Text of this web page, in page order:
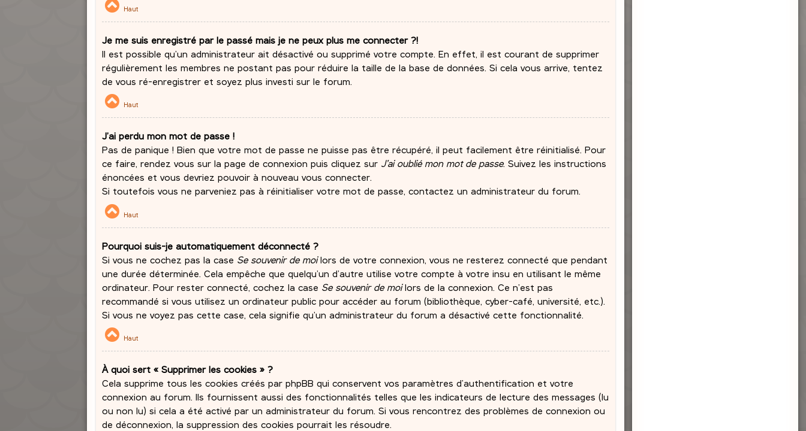
Haut
Je me suis enregistré par le passé mais je ne peux plus me connecter ?!
Il est possible qu’un administrateur ait désactivé ou supprimé votre compte. En effet, il est courant de supprimer
régulièrement les membres ne postant pas pour réduire la taille de la base de données. Si cela vous arrive, tentez
de vous ré-enregistrer et soyez plus investi sur le forum.
Haut
J’ai perdu mon mot de passe !
Pas de panique ! Bien que votre mot de passe ne puisse pas être récupéré, il peut facilement être réinitialisé. Pour
ce faire, rendez vous sur la page de connexion puis cliquez sur J’ai oublié mon mot de passe. Suivez les instructions
énoncées et vous devriez pouvoir à nouveau vous connecter.
Si toutefois vous ne parveniez pas à réinitialiser votre mot de passe, contactez un administrateur du forum.
Haut
Pourquoi suis-je automatiquement déconnecté ?
Si vous ne cochez pas la case Se souvenir de moilors de votre connexion, vous ne resterez connecté que pendant
une durée déterminée. Cela empêche que quelqu’un d’autre utilise votre compte à votre insu en utilisant le même
ordinateur. Pour rester connecté, cochez la case Se souvenir de moilors de la connexion. Ce n’est pas
recommandé si vous utilisez un ordinateur public pour accéder au forum (bibliothèque, cyber-café, université, etc.).
Si vous ne voyez pas cette case, cela signifie qu’un administrateur du forum a désactivé cette fonctionnalité.
Haut
À quoi sert « Supprimer les cookies » ?
Cela supprime tous les cookies créés par phpBB qui conservent vos paramètres d’authentification et votre
connexion au forum. Ils fournissent aussi des fonctionnalités telles que les indicateurs de lecture des messages (lu
ou non lu) si cela a été activé par un administrateur du forum. Si vous rencontrez des problèmes de connexion ou
de déconnexion, la suppression des cookies pourrait les résoudre.